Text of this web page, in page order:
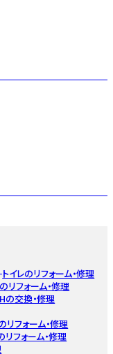
トイレのリフォーム・修理
リフォーム・修理
の交換・修理
リフォーム・修理
リフォーム・修理